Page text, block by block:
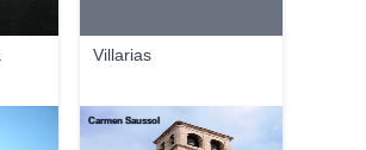
Villarias
Carmen Saussol